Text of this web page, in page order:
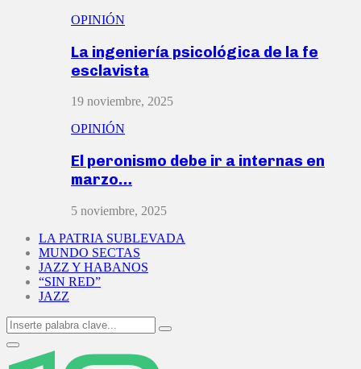
OPINIÓN
La ingeniería psicológica de la fe
esclavista
19 noviembre, 2025
OPINIÓN
El peronismo debe ir a internas en
marzo…
5 noviembre, 2025
LA PATRIA SUBLEVADA
MUNDO SECTAS
JAZZ Y HABANOS
“SIN RED”
JAZZ
Search
for:
Search
Primary
Menu